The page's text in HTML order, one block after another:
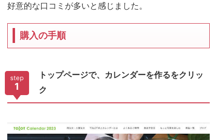
好意的な口コミが多いと感じました。
購入の手順
step
1
トップページで、カレンダーを作るをクリッ
ク